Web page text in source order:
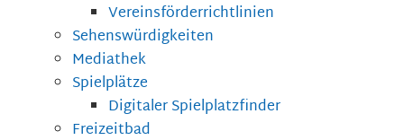
Vereinsförderrichtlinien
Sehenswürdigkeiten
Mediathek
Spielplätze
Digitaler Spielplatzfinder
Freizeitbad